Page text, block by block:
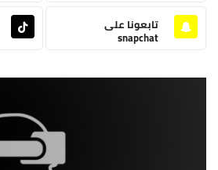
تابعونا على
snapchat